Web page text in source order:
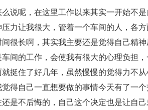
么说呢，在这里工作以来其实一开始不
压力让我很大，管着一个车间的人，各
间很长啊，其实我主要还是觉得自己精
车间的工作，会使我有很大的心理负担
就挺住了好几年，虽然慢慢的觉得力不
觉得自己一直想要做的事情今天有了一
还是不后悔的，自己这个决定也是让自